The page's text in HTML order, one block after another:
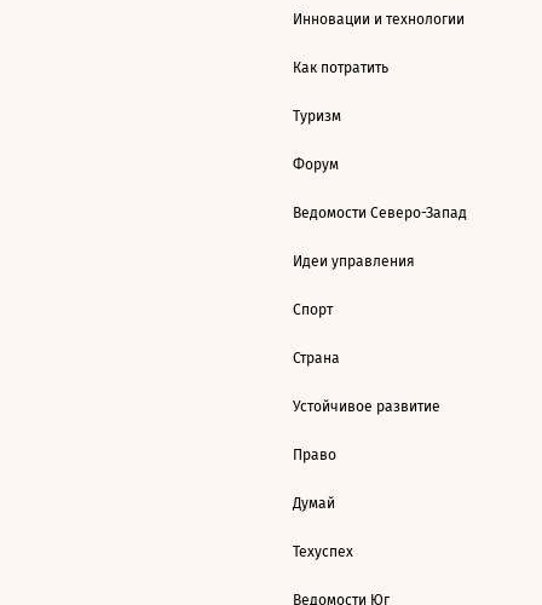
Инновации и технологии
Как потратить
Туризм
Форум
Ведомости Северо-Запад
Идеи управления
Спорт
Страна
Устойчивое развитие
Право
Думай
Техуспех
Ведомости Юг